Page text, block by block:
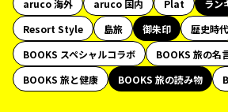
aruco 海外
aruco 国内 Plat
ラン
Resort Style
島旅 御朱印 歴史時代
BOOKS スペシャルコラボ
BOOKS 旅の名
BOOKS 旅と健康
BOOKS 旅の読み物